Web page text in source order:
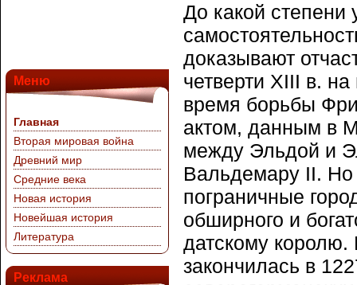
Меню
Главная
Вторая мировая война
Древний мир
Средние века
Новая история
Новейшая история
Литература
Реклама
До какой степени
доказывают
четверти XIII в.
время борьбы
актом, данным в
между Эльдой и
Вальдемару II. Но
пограничные
обширного и
датскому королю.
закончилась в